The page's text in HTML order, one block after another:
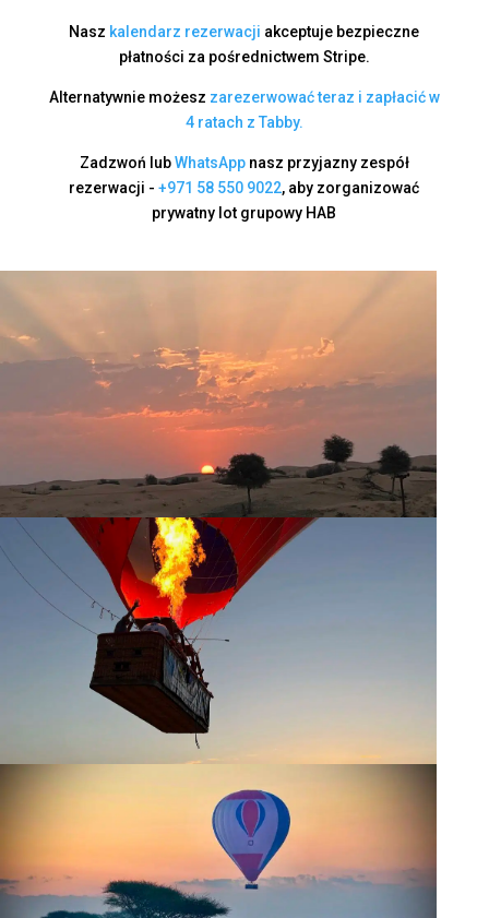
Nasz kalendarz rezerwacji akceptuje bezpieczne
płatności za pośrednictwem Stripe.
Alternatywnie możesz zarezerwować teraz i zapłacić w
4 ratach z Tabby.
Zadzwoń lubWhatsAppnasz przyjazny zespół
rezerwacji -+971 58 550 9022, aby zorganizować
prywatny lot grupowy HAB